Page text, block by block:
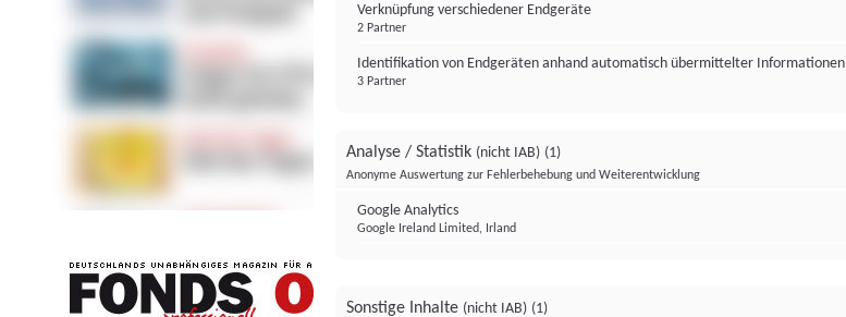
Verknüpfung verschiedener Endgeräte
2 Partner
Identifikation von Endgeräten anhand automatisch übermittelter Informationen
3 Partner
Analyse / Statistik (nicht IAB) (1)
Anonyme Auswertung zur Fehlerbehebung und Weiterentwicklung
Google Analytics
Google Ireland Limited, Irland
Sonstige Inhalte (nicht IAB) (1)